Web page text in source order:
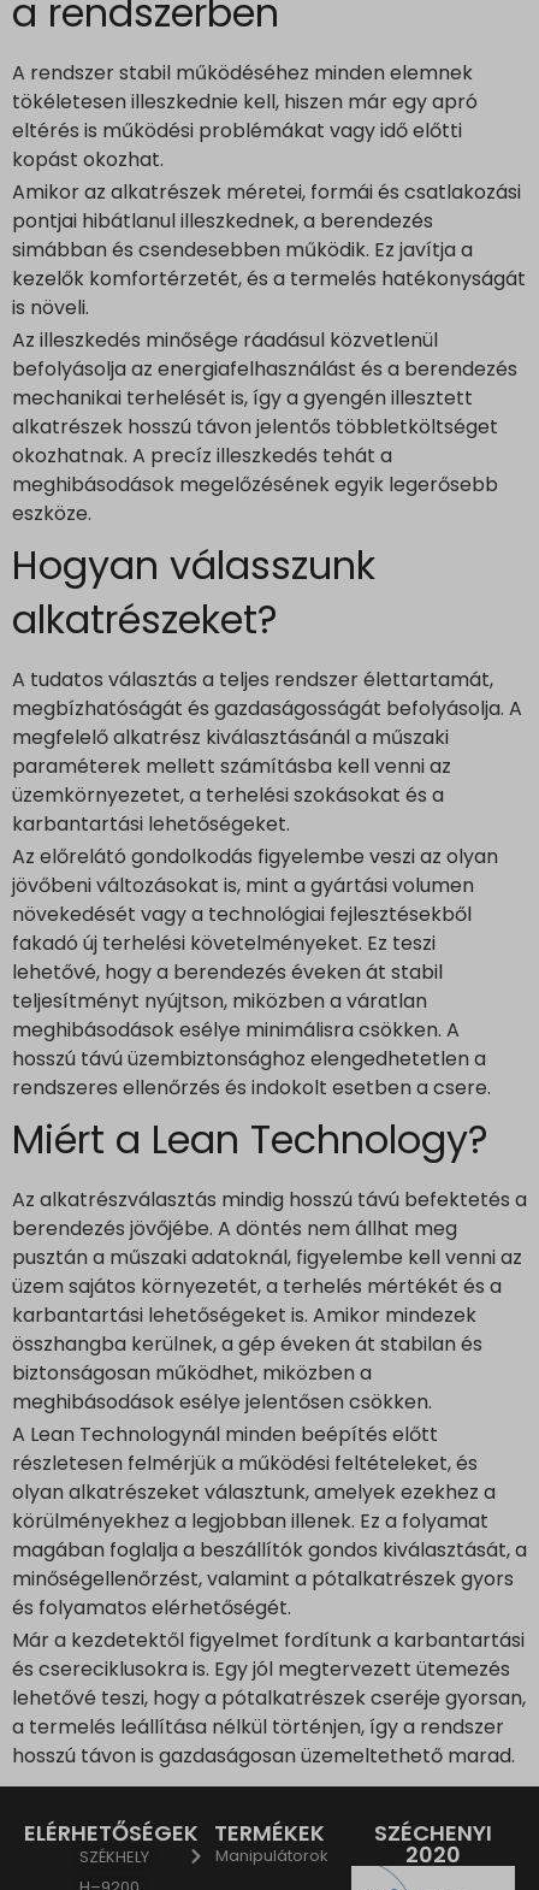
a rendszerben
A rendszer stabil működéséhez minden elemnek
tökéletesen illeszkednie kell, hiszen már egy apró
eltérés is működési problémákat vagy idő előtti
kopást okozhat.
Amikor az alkatrészek méretei, formái és csatlakozási
pontjai hibátlanul illeszkednek, a berendezés
simábban és csendesebben működik. Ez javítja a
kezelők komfortérzetét, és a termelés hatékonyságát
is növeli.
Az illeszkedés minősége ráadásul közvetlenül
befolyásolja az energiafelhasználást és a berendezés
mechanikai terhelését is, így a gyengén illesztett
alkatrészek hosszú távon jelentős többletköltséget
okozhatnak. A precíz illeszkedés tehát a
meghibásodások megelőzésének egyik legerősebb
eszköze.
Hogyan válasszunk
alkatrészeket?
A tudatos választás a teljes rendszer élettartamát,
megbízhatóságát és gazdaságosságát befolyásolja. A
megfelelő alkatrész kiválasztásánál a műszaki
paraméterek mellett számításba kell venni az
üzemkörnyezetet, a terhelési szokásokat és a
karbantartási lehetőségeket.
Az előrelátó gondolkodás figyelembe veszi az olyan
jövőbeni változásokat is, mint a gyártási volumen
növekedését vagy a technológiai fejlesztésekből
fakadó új terhelési követelményeket. Ez teszi
lehetővé, hogy a berendezés éveken át stabil
teljesítményt nyújtson, miközben a váratlan
meghibásodások esélye minimálisra csökken. A
hosszú távú üzembiztonsághoz elengedhetetlen a
rendszeres ellenőrzés és indokolt esetben a csere.
Miért a Lean Technology?
Az alkatrészválasztás mindig hosszú távú befektetés a
berendezés jövőjébe. A döntés nem állhat meg
pusztán a műszaki adatoknál, figyelembe kell venni az
üzem sajátos környezetét, a terhelés mértékét és a
karbantartási lehetőségeket is. Amikor mindezek
összhangba kerülnek, a gép éveken át stabilan és
biztonságosan működhet, miközben a
meghibásodások esélye jelentősen csökken.
A Lean Technologynál minden beépítés előtt
részletesen felmérjük a működési feltételeket, és
olyan alkatrészeket választunk, amelyek ezekhez a
körülményekhez a legjobban illenek. Ez a folyamat
magában foglalja a beszállítók gondos kiválasztását, a
minőségellenőrzést, valamint a pótalkatrészek gyors
és folyamatos elérhetőségét.
Már a kezdetektől figyelmet fordítunk a karbantartási
és csereciklusokra is. Egy jól megtervezett ütemezés
lehetővé teszi, hogy a pótalkatrészek cseréje gyorsan,
a termelés leállítása nélkül történjen, így a rendszer
hosszú távon is gazdaságosan üzemeltethető marad.
ELÉRHETŐSÉGEK
SZÉKHELY
TERMÉKEK
Manipulátorok
SZÉCHENYI
2020
www.google.rs
www.google.si
www.google.sk